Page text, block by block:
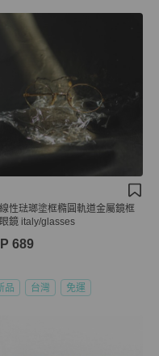
性琺瑯塗框橢圓軌道金屬鏡框
鏡 italy/glasses
689
品 台灣 免運